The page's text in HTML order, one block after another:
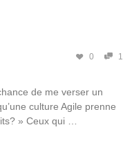
0 1
de me verser un
culture Agile prenne
» Ceux qui …